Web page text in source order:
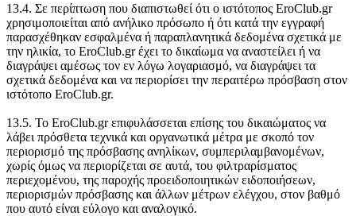
13.4. Σε περίπτωση που διαπιστωθεί ότι ο ιστότοπος EroClub.gr
χρησιμοποιείται από ανήλικο πρόσωπο ή ότι κατά την εγγραφή
παρασχέθηκαν εσφαλμένα ή παραπλανητικά δεδομένα σχετικά με
την ηλικία, το EroClub.gr έχει το δικαίωμα να αναστείλει ή να
διαγράψει αμέσως τον εν λόγω λογαριασμό, να διαγράψει τα
σχετικά δεδομένα και να περιορίσει την περαιτέρω πρόσβαση στον
ιστότοπο EroClub.gr.
13.5. Το EroClub.gr επιφυλάσσεται επίσης του δικαιώματος να
λάβει πρόσθετα τεχνικά και οργανωτικά μέτρα με σκοπό τον
περιορισμό της πρόσβασης ανηλίκων, συμπεριλαμβανομένων,
χωρίς όμως να περιορίζεται σε αυτά, του φιλτραρίσματος
περιεχομένου, της παροχής προειδοποιητικών ειδοποιήσεων,
περιορισμών πρόσβασης και άλλων μέτρων ελέγχου, στον βαθμό
που αυτό είναι εύλογο και αναλογικό.